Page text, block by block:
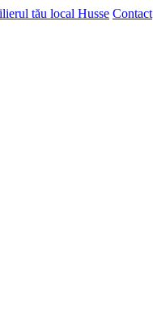
tău local Husse Contact